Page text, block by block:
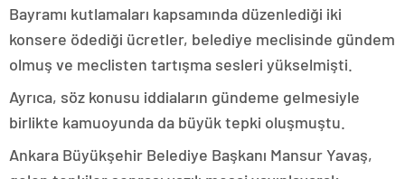
Bayramı kutlamaları kapsamında düzenlediği iki
konsere ödediği ücretler, belediye meclisinde gündem
olmuş ve meclisten tartışma sesleri yükselmişti.
Ayrıca, söz konusu iddiaların gündeme gelmesiyle
birlikte kamuoyunda da büyük tepki oluşmuştu.
Ankara Büyükşehir Belediye Başkanı Mansur Yavaş,